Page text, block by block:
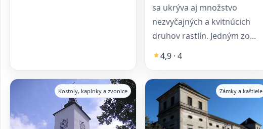
sa ukrýva aj množstvo
nezvyčajných a kvitnúcich
druhov rastlín. Jedným zo...
4,9 · 4
Kostoly, kaplnky a zvonice Zámky a kaštiele